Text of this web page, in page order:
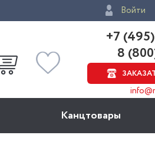
Войти
+7
8
Канцтовары